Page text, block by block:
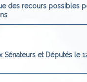
des recours possibles
Sénateurs et Députés le